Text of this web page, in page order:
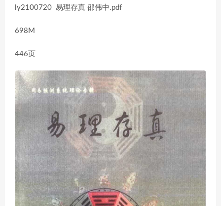
ly2100720 易理存真 邵伟中.pdf
698M
446页